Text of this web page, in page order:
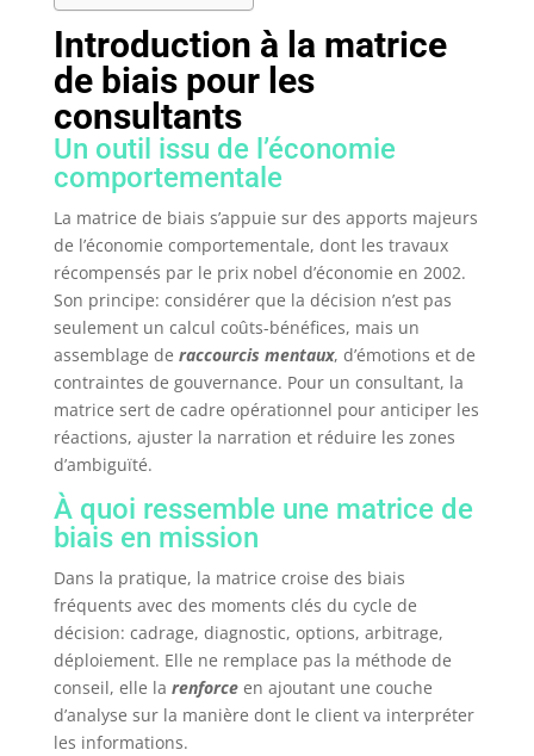
Introduction à la matrice
de biais pour les
consultants
Un outil issu de l’économie
comportementale
La matrice de biais s’appuie sur des apports majeurs
de l’économie comportementale, dont les travaux
récompensés par le prix nobel d’économie en 2002.
Son principe: considérer que la décision n’est pas
seulement un calcul coûts-bénéfices, mais un
assemblage de raccourcis mentaux, d’émotions et de
contraintes de gouvernance. Pour un consultant, la
matrice sert de cadre opérationnel pour anticiper les
réactions, ajuster la narration et réduire les zones
d’ambiguïté.
À quoi ressemble une matrice de
biais en mission
Dans la pratique, la matrice croise des biais
fréquents avec des moments clés du cycle de
décision: cadrage, diagnostic, options, arbitrage,
déploiement. Elle ne remplace pas la méthode de
conseil, elle la renforceen ajoutant une couche
d’analyse sur la manière dont le client va interpréter
les informations.